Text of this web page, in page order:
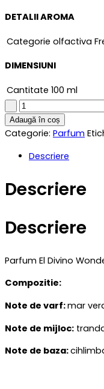
DETALII AROMA
Categorie olfactiva
DIMENSIUNI
Cantitate 100 ml
Parfum
femei
similar
Paradise
ml
Adaugă în coș
Categorie: Parfum
Descriere
Descriere
Descriere
Parfum El Divino
Compozitie:
Note de varf:mar
Note de mijloc:
Note de baza: